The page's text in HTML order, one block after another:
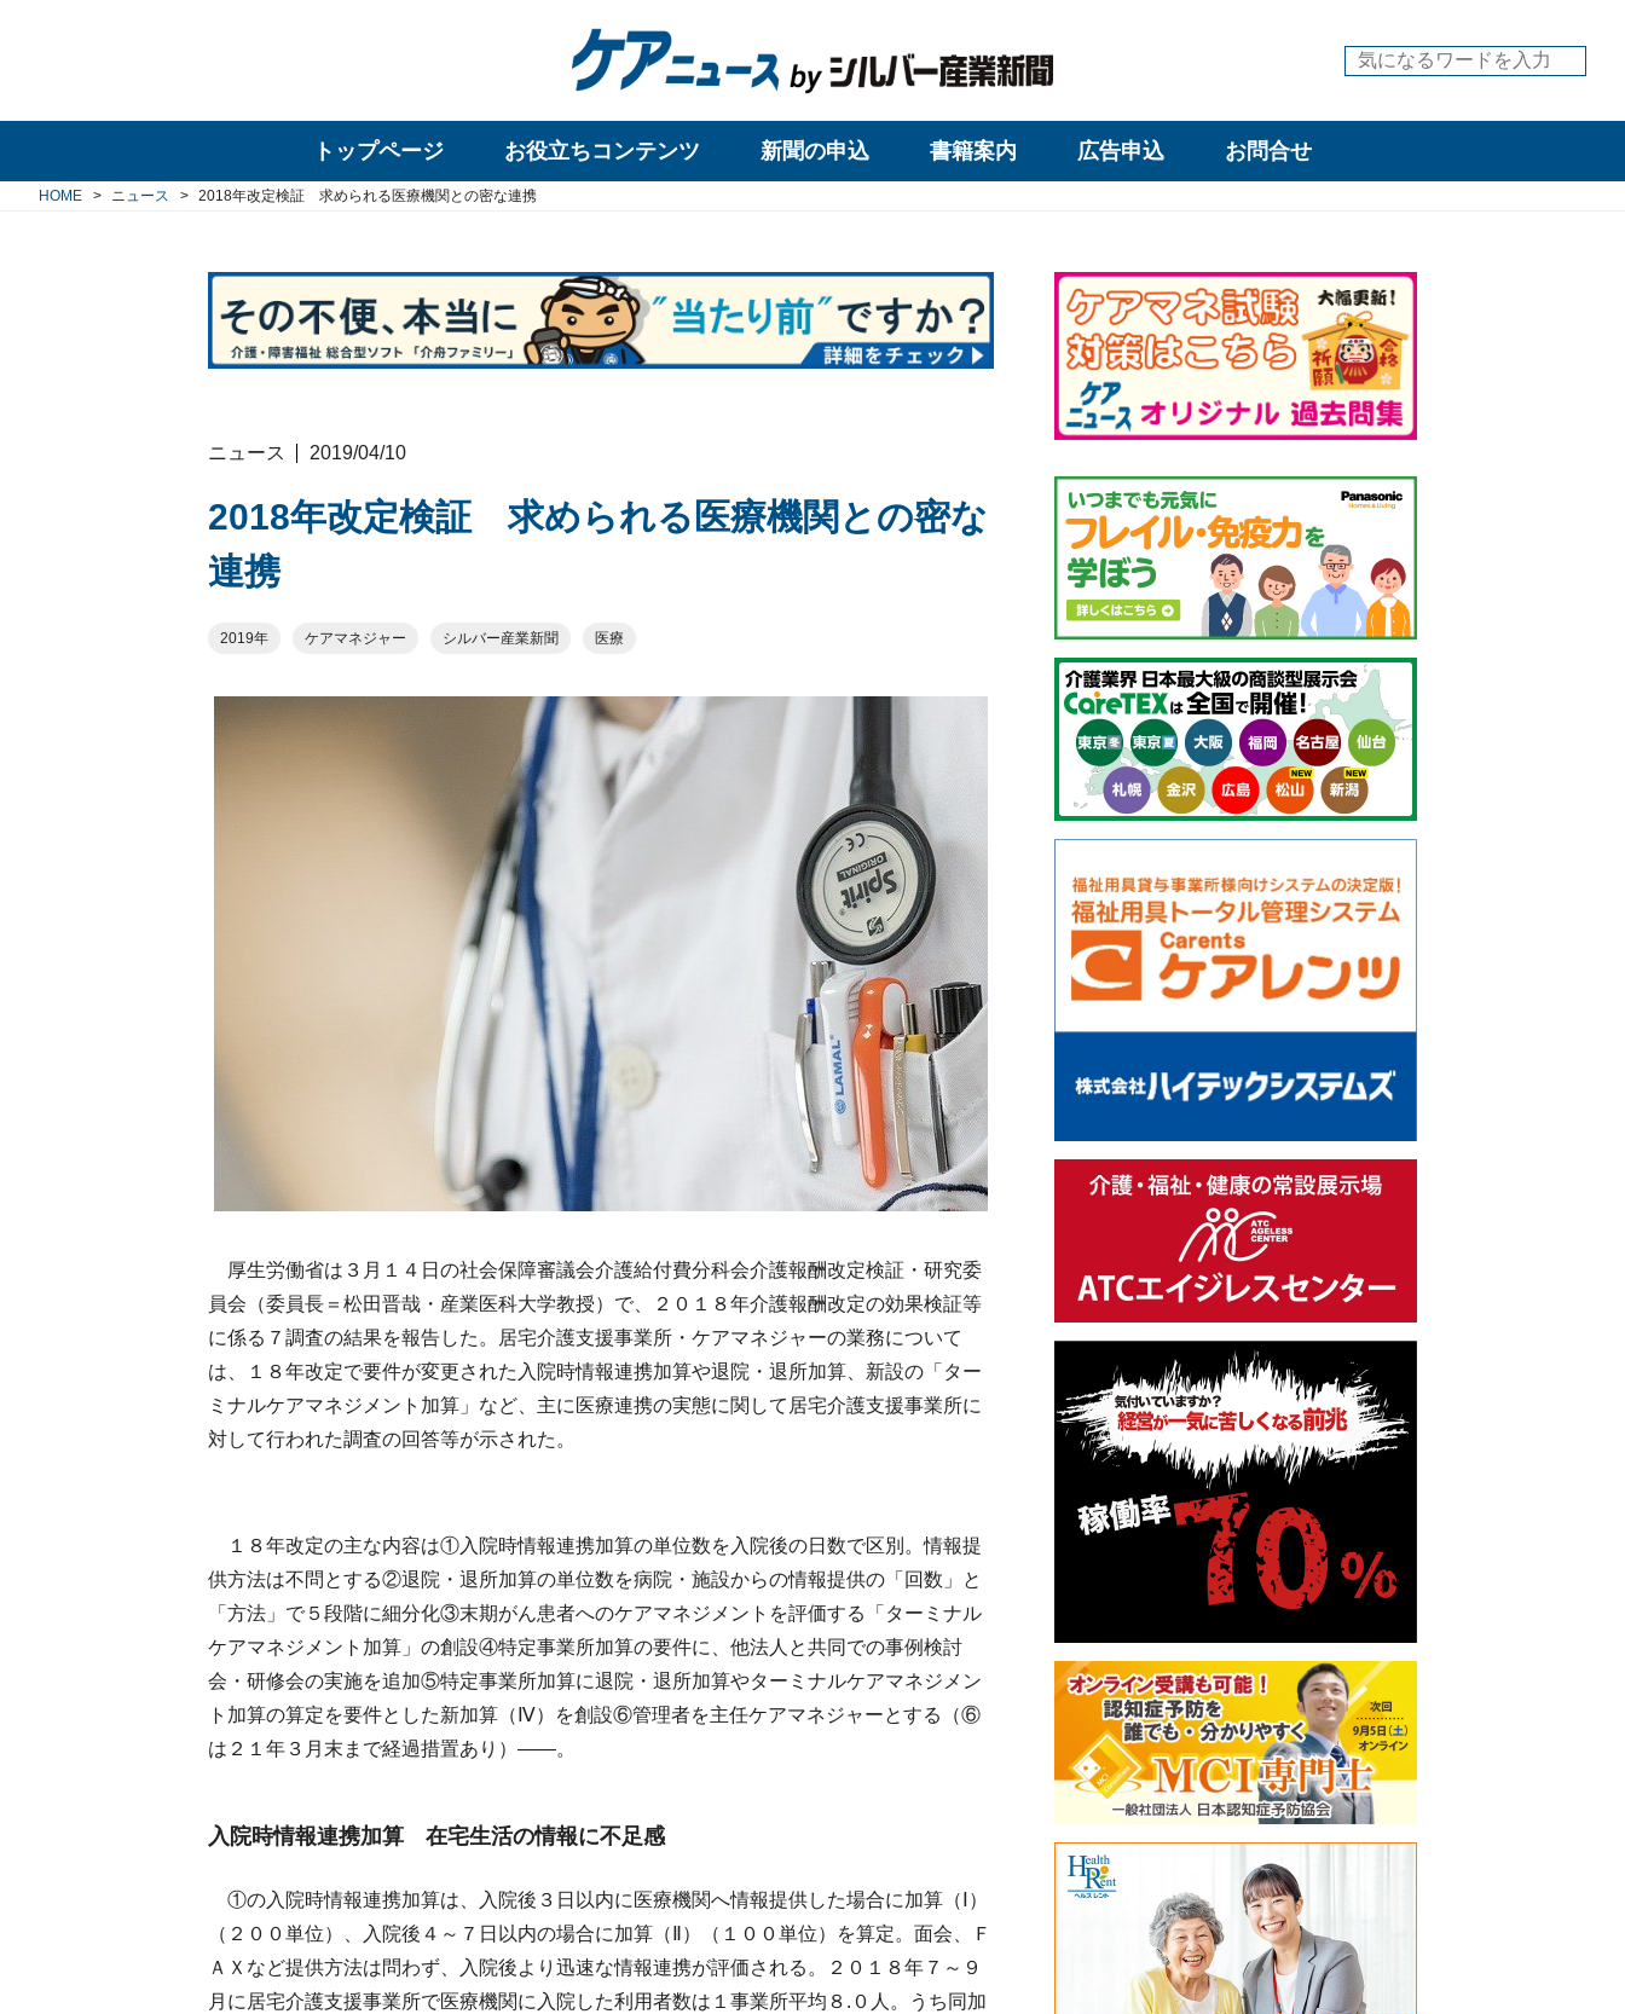
トップページ お役立ちコンテンツ 新聞の申込 書籍案内 広告申込 お問合せ
HOME ニュース 2018年改定検証 求められる医療機関との密な連携
ニュース 2019/04/10
2018年改定検証 求められる医療機関との密な
連携
2019年 ケアマネジャー シルバー産業新聞 医療
厚生労働省は３月１４日の社会保障審議会介護給付費分科会介護報酬改定検証・研究委
員会（委員長＝松田晋哉・産業医科大学教授）で、２０１８年介護報酬改定の効果検証等
に係る７調査の結果を報告した。居宅介護支援事業所・ケアマネジャーの業務について
は、１８年改定で要件が変更された入院時情報連携加算や退院・退所加算、新設の「ター
ミナルケアマネジメント加算」など、主に医療連携の実態に関して居宅介護支援事業所に
対して行われた調査の回答等が示された。
１８年改定の主な内容は①入院時情報連携加算の単位数を入院後の日数で区別。情報提
供方法は不問とする②退院・退所加算の単位数を病院・施設からの情報提供の「回数」と
「方法」で５段階に細分化③末期がん患者へのケアマネジメントを評価する「ターミナル
ケアマネジメント加算」の創設④特定事業所加算の要件に、他法人と共同での事例検討
会・研修会の実施を追加⑤特定事業所加算に退院・退所加算やターミナルケアマネジメン
ト加算の算定を要件とした新加算（Ⅳ）を創設⑥管理者を主任ケアマネジャーとする（⑥
は２１年３月末まで経過措置あり）――。
入院時情報連携加算 在宅生活の情報に不足感
①の入院時情報連携加算は、入院後３日以内に医療機関へ情報提供した場合に加算（Ⅰ）
（２００単位）、入院後４～７日以内の場合に加算（Ⅱ）（１００単位）を算定。面会、Ｆ
ＡＸなど提供方法は問わず、入院後より迅速な情報連携が評価される。２０１８年７～９
月に居宅介護支援事業所で医療機関に入院した利用者数は１事業所平均８.０人。うち同加